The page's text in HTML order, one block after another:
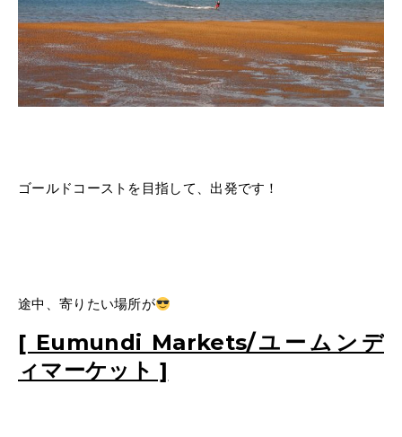
ゴールドコーストを目指して、出発です！
途中、寄りたい場所が
[ Eumundi Markets/ユームンデ
ィマーケット ]